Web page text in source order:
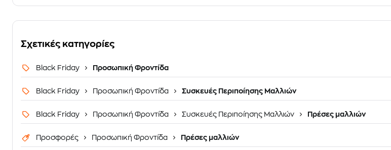
Σχετικές κατηγορίες
Black Friday Προσωπική Φροντίδα
Black Friday Προσωπική Φροντίδα Συσκευές Περιποίησης Μαλλιών
Black Friday Προσωπική Φροντίδα Συσκευές Περιποίησης Μαλλιών Πρέσες μαλλιών
Προσφορές Προσωπική Φροντίδα Πρέσες μαλλιών